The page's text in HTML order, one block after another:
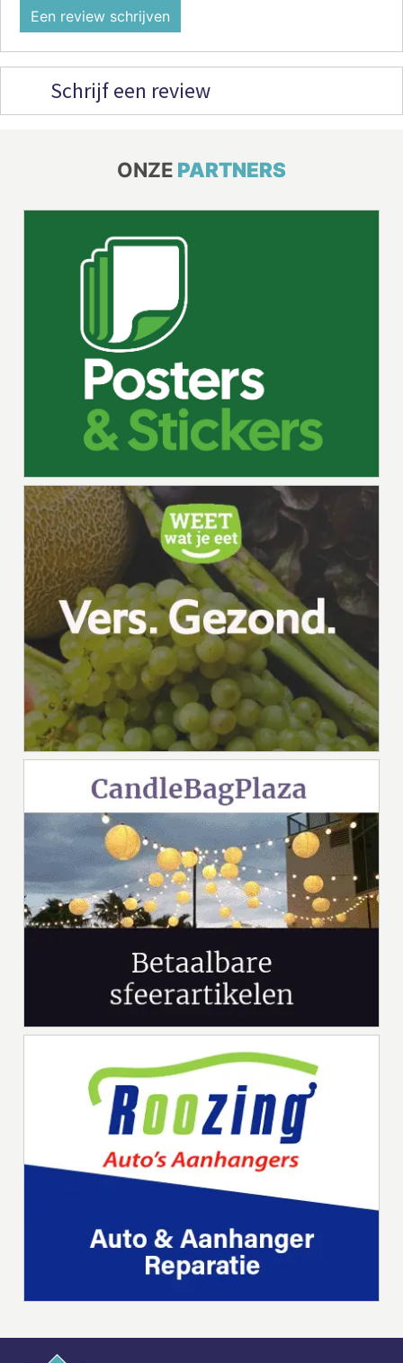
Een review schrijven
Schrijf een review
ONZE PARTNERS